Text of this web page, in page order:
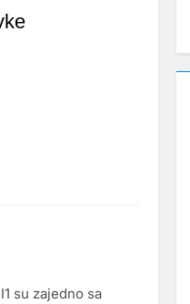
su zajedno sa